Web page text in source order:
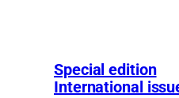
Special edition
International